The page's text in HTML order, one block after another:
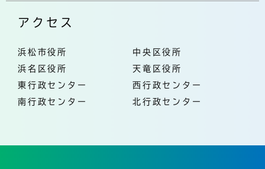
アクセス
浜松市役所
中央区役所
浜名区役所
天竜区役所
東行政センター
西行政センター
南行政センター
北行政センター